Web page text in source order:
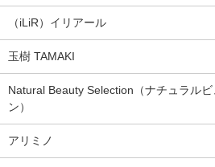
（iLiR）イリアール
玉樹 TAMAKI
Natural Beauty Selection（ナチュラル
ン）
アリミノ